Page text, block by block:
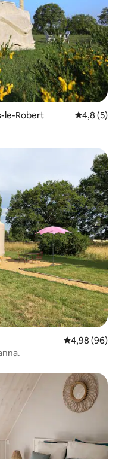
le-Robert Prosječna
4,8 (5)
Prosječna
4,98 (96)